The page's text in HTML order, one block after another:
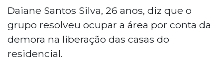
Daiane Santos Silva, 26 anos, diz que o
grupo resolveu ocupar a área por conta da
demora na liberação das casas do
residencial.